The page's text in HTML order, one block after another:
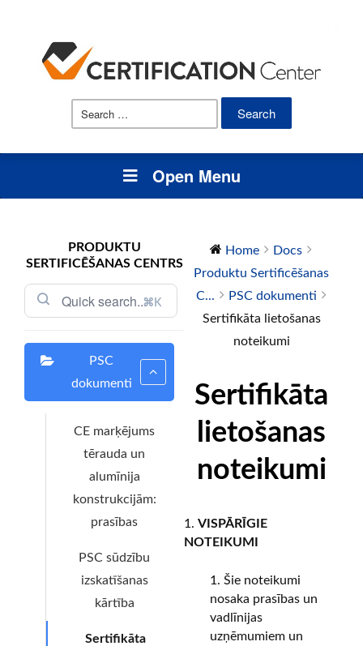
Search
Open Menu
PRODUKTU
SERTIFICĒŠANAS CENTRS
⌘K
PSC
dokumenti
CE marķējums
tērauda un
alumīnija
konstrukcijām:
prasības
PSC sūdzību
izskatīšanas
kārtība
Sertifikāta
Home
Docs
Produktu Sertificēšanas
C...
PSC dokumenti
Sertifikāta lietošanas
noteikumi
Sertifikāta
lietošanas
noteikumi
VISPĀRĪGIE
NOTEIKUMI
Šie noteikumi
nosaka prasības un
vadlīnijas
uzņēmumiem un